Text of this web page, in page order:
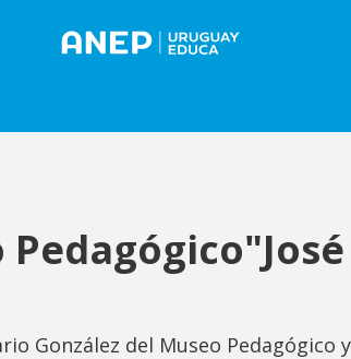
González del Museo Pedagógico